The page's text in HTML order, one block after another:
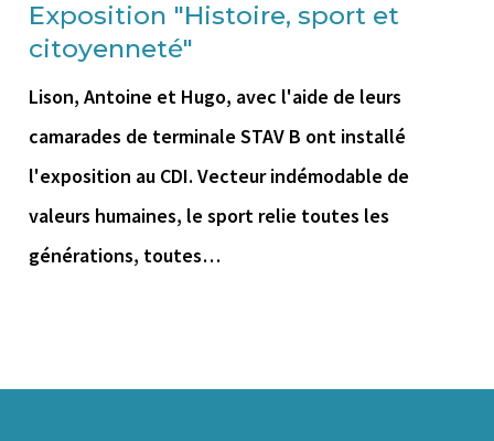
Exposition "Histoire, sport et
citoyenneté"
Lison, Antoine et Hugo, avec l'aide de leurs
camarades de terminale STAV B ont installé
l'exposition au CDI. Vecteur indémodable de
valeurs humaines, le sport relie toutes les
générations, toutes…